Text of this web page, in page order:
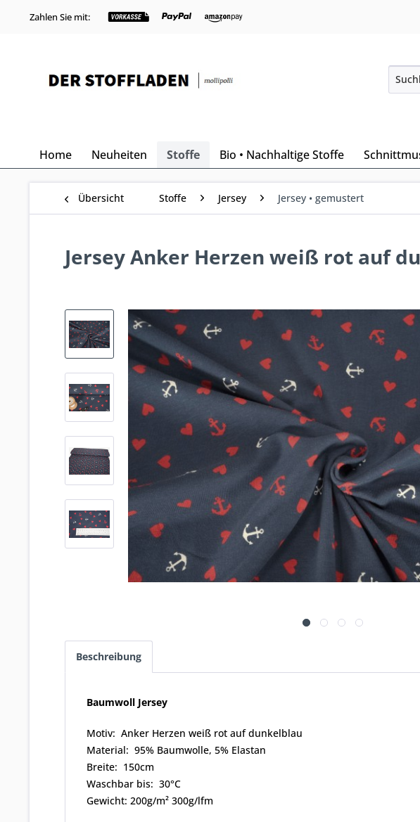
Zahlen Sie mit:
Home Neuheiten Stoffe Bio • Nachhaltige Stoffe
Übersicht Stoffe Jersey Jersey • gemustert
Jersey Anker Herzen weiß rot auf
Beschreibung
Baumwoll Jersey
Motiv: Anker Herzen weiß rot auf dunkelblau
Material: 95% Baumwolle, 5% Elastan
Breite: 150cm
Waschbar bis: 30°C
Gewicht: 200g/m² 300g/lfm